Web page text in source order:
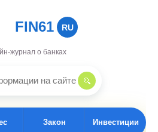
FIN61 RU
журнал о банках
Закон Инвестиции